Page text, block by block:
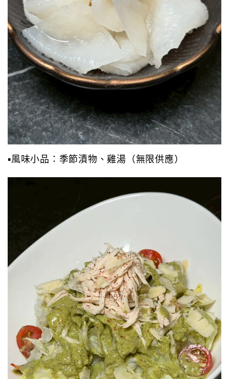
▪️風味小品：季節漬物、雞湯（無限供應）